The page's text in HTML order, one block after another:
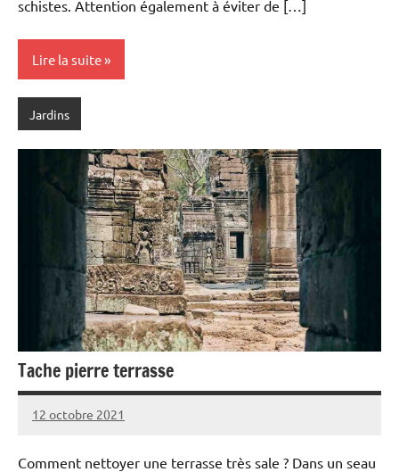
schistes. Attention également à éviter de […]
Lire la suite
Jardins
Tache pierre terrasse
12 octobre 2021
Comment nettoyer une terrasse très sale ? Dans un seau